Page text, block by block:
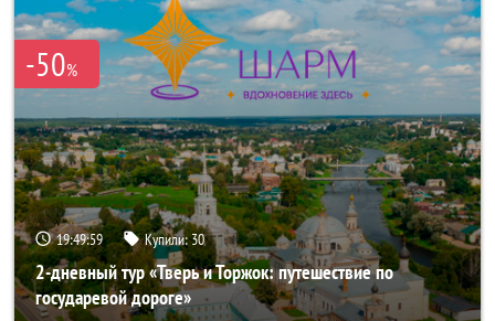
-50%
19:49:57 Купили:30
2-дневный тур «Тверь и Торжок: путешествие по
государевой дороге»